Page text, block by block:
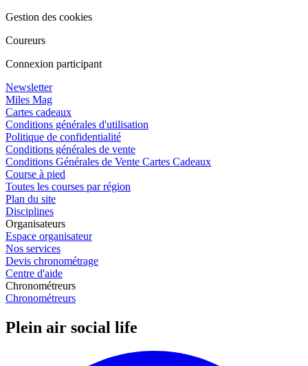
Gestion des cookies
Coureurs
Connexion participant
Newsletter
Miles Mag
Cartes cadeaux
Conditions générales d'utilisation
Politique de confidentialité
Conditions générales de vente
Conditions Générales de Vente Cartes Cadeaux
Course à pied
Toutes les courses par région
Plan du site
Disciplines
Organisateurs
Espace organisateur
Nos services
Devis chronométrage
Centre d'aide
Chronométreurs
Chronométreurs
Plein air social life